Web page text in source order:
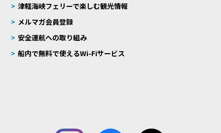
津軽海峡フェリーで楽しむ観光情報
メルマガ会員登録
安全運航への取り組み
船内で無料で使えるWi-Fiサービス